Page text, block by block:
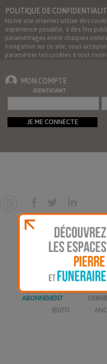
POLITIQUE DE
Notre site internet utilise des
expérience possible, à des fins
paramétrages entre chaques
navigation sur ce site, vous
paramétrer les cookies à tout
MON COMPTE
IDENTIFIANT
JE ME CONNECTE
ABONNEMENT
EDITO